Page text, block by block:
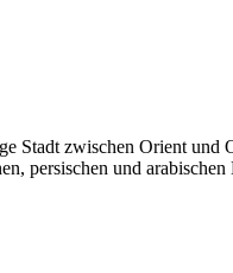
Stadt zwischen Orient und
persischen und arabischen